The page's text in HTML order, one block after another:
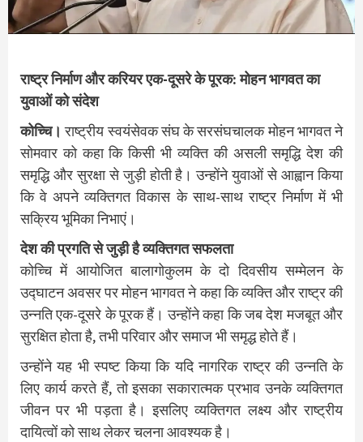
राष्ट्र निर्माण और करियर एक-दूसरे के पूरक: मोहन भागवत का
युवाओं को संदेश
कोच्चि।राष्ट्रीय स्वयंसेवक संघ के सरसंघचालक मोहन भागवत ने
सोमवार को कहा कि किसी भी व्यक्ति की असली समृद्धि देश की
समृद्धि और सुरक्षा से जुड़ी होती है। उन्होंने युवाओं से आह्वान किया
कि वे अपने व्यक्तिगत विकास के साथ-साथ राष्ट्र निर्माण में भी
सक्रिय भूमिका निभाएं।
देश की प्रगति से जुड़ी है व्यक्तिगत सफलता
कोच्चि में आयोजित बालागोकुलम के दो दिवसीय सम्मेलन के
उद्घाटन अवसर पर मोहन भागवत ने कहा कि व्यक्ति और राष्ट्र की
उन्नति एक-दूसरे के पूरक हैं। उन्होंने कहा कि जब देश मजबूत और
सुरक्षित होता है, तभी परिवार और समाज भी समृद्ध होते हैं।
उन्होंने यह भी स्पष्ट किया कि यदि नागरिक राष्ट्र की उन्नति के
लिए कार्य करते हैं, तो इसका सकारात्मक प्रभाव उनके व्यक्तिगत
जीवन पर भी पड़ता है। इसलिए व्यक्तिगत लक्ष्य और राष्ट्रीय
दायित्वों को साथ लेकर चलना आवश्यक है।